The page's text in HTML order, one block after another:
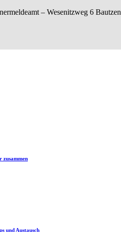
– Wesenitzweg 6 Bautzen
zusammen
und Austausch